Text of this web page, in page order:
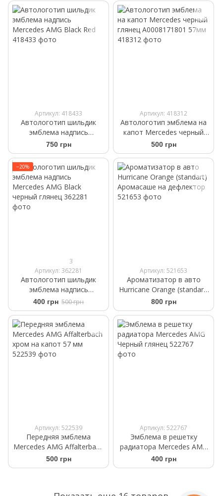
Артикул: 418433
Автологотип шильдик
эмблема надпись
Mercedes AMG Black Red
750 грн
Артикул: 418312
Автологотип эмблема на
капот Mercedes черный
глянец A0008171801 57мм
500 грн
−20%
3
Артикул: 362281
Автологотип шильдик
эмблема надпись
Mercedes AMG Black
черный глянец
400 грн 500 грн
Артикул: 521653
Ароматизатор в авто
Hurricane Orange (standart)
Аромасаше на дефлектор
800 грн
Артикул: 522539
Передняя эмблема
Mercedes AMG Affalterbach
хром на капот 57 мм
500 грн
Артикул: 522767
Эмблема в решетку
радиатора Mercedes AMG
Черный глянец
400 грн